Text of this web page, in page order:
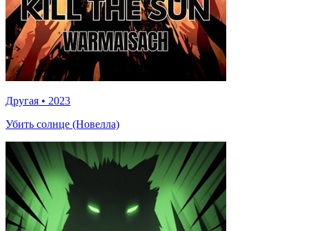
Другая • 2023
Убить солнце (Новелла)